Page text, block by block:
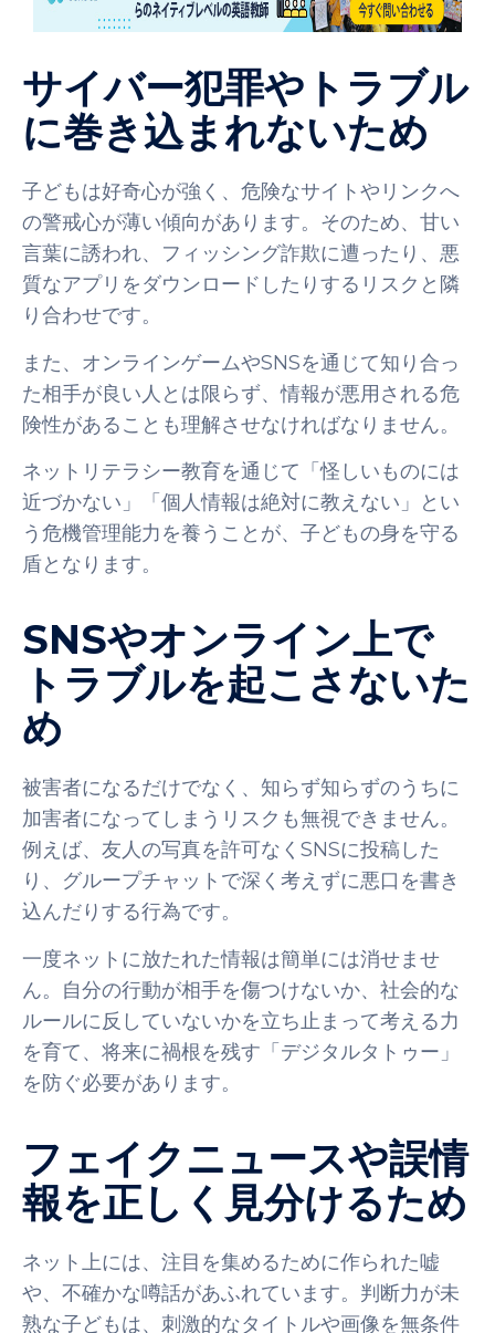
サイバー犯罪やトラブル
に巻き込まれないため
子どもは好奇心が強く、危険なサイトやリンクへ
の警戒心が薄い傾向があります。そのため、甘い
言葉に誘われ、フィッシング詐欺に遭ったり、悪
質なアプリをダウンロードしたりするリスクと隣
り合わせです。
また、オンラインゲームやSNSを通じて知り合っ
た相手が良い人とは限らず、情報が悪用される危
険性があることも理解させなければなりません。
ネットリテラシー教育を通じて「怪しいものには
近づかない」「個人情報は絶対に教えない」とい
う危機管理能力を養うことが、子どもの身を守る
盾となります。
SNSやオンライン上で
トラブルを起こさないた
め
被害者になるだけでなく、知らず知らずのうちに
加害者になってしまうリスクも無視できません。
例えば、友人の写真を許可なくSNSに投稿した
り、グループチャットで深く考えずに悪口を書き
込んだりする行為です。
一度ネットに放たれた情報は簡単には消せませ
ん。自分の行動が相手を傷つけないか、社会的な
ルールに反していないかを立ち止まって考える力
を育て、将来に禍根を残す「デジタルタトゥー」
を防ぐ必要があります。
フェイクニュースや誤情
報を正しく見分けるため
ネット上には、注目を集めるために作られた嘘
や、不確かな噂話があふれています。判断力が未
熟な子どもは、刺激的なタイトルや画像を無条件